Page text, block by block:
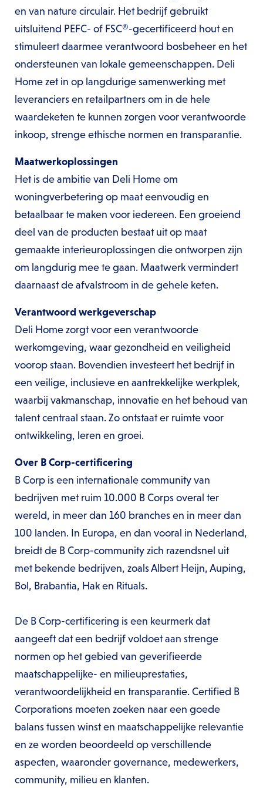
en van nature circulair. Het bedrijf gebruikt
uitsluitend PEFC- of FSC®-gecertificeerd hout en
stimuleert daarmee verantwoord bosbeheer en het
ondersteunen van lokale gemeenschappen. Deli
Home zet in op langdurige samenwerking met
leveranciers en retailpartners om in de hele
waardeketen te kunnen zorgen voor verantwoorde
inkoop, strenge ethische normen en transparantie.
Maatwerkoplossingen
Het is de ambitie van Deli Home om
woningverbetering op maat eenvoudig en
betaalbaar te maken voor iedereen. Een groeiend
deel van de producten bestaat uit op maat
gemaakte interieuroplossingen die ontworpen zijn
om langdurig mee te gaan. Maatwerk vermindert
daarnaast de afvalstroom in de gehele keten.
Verantwoord werkgeverschap
Deli Home zorgt voor een verantwoorde
werkomgeving, waar gezondheid en veiligheid
voorop staan. Bovendien investeert het bedrijf in
een veilige, inclusieve en aantrekkelijke werkplek,
waarbij vakmanschap, innovatie en het behoud van
talent centraal staan. Zo ontstaat er ruimte voor
ontwikkeling, leren en groei.
Over B Corp-certificering
B Corp is een internationale community van
bedrijven met ruim 10.000 B Corps overal ter
wereld, in meer dan 160 branches en in meer dan
100 landen. In Europa, en dan vooral in Nederland,
breidt de B Corp-community zich razendsnel uit
met bekende bedrijven, zoals Albert Heijn, Auping,
Bol, Brabantia, Hak en Rituals.
De B Corp-certificering is een keurmerk dat
aangeeft dat een bedrijf voldoet aan strenge
normen op het gebied van geverifieerde
maatschappelijke- en milieuprestaties,
verantwoordelijkheid en transparantie. Certified B
Corporations moeten zoeken naar een goede
balans tussen winst en maatschappelijke relevantie
en ze worden beoordeeld op verschillende
aspecten, waaronder governance, medewerkers,
community, milieu en klanten.